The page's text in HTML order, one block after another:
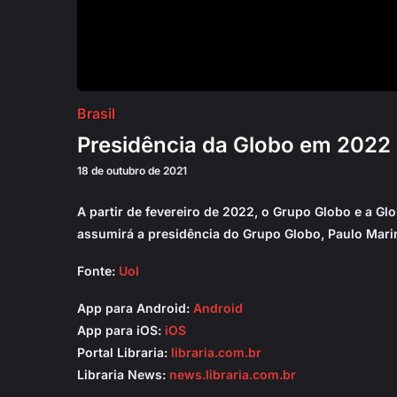
Brasil
Presidência da Globo em
18 de outubro de 2021
A partir de fevereiro de 2022, o Grupo Globo e a
assumirá a presidência do Grupo Globo, Paulo
Fonte: Uol
App para Android: Android
App para iOS: iOS
Portal Libraria: libraria.com.br
Libraria News: news.libraria.com.br